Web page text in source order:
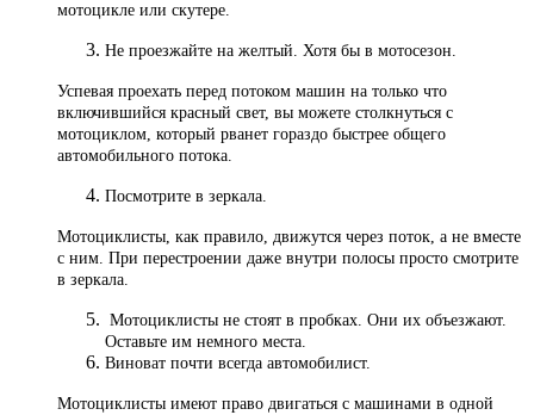
мотоцикле или скутере.
Не проезжайте на желтый. Хотя бы в мотосезон.
Успевая проехать перед потоком машин на только что
включившийся красный свет, вы можете столкнуться с
мотоциклом, который рванет гораздо быстрее общего
автомобильного потока.
Посмотрите в зеркала.
Мотоциклисты, как правило, движутся через поток, а не вместе
с ним. При перестроении даже внутри полосы просто смотрите
в зеркала.
Мотоциклисты не стоят в пробках. Они их объезжают.
Оставьте им немного места.
Виноват почти всегда автомобилист.
Мотоциклисты имеют право двигаться с машинами в одной